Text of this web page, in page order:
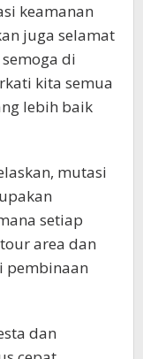
keamanan
juga selamat
di
kita semua
lebih baik
mutasi
setiap
area dan
pembinaan
dan